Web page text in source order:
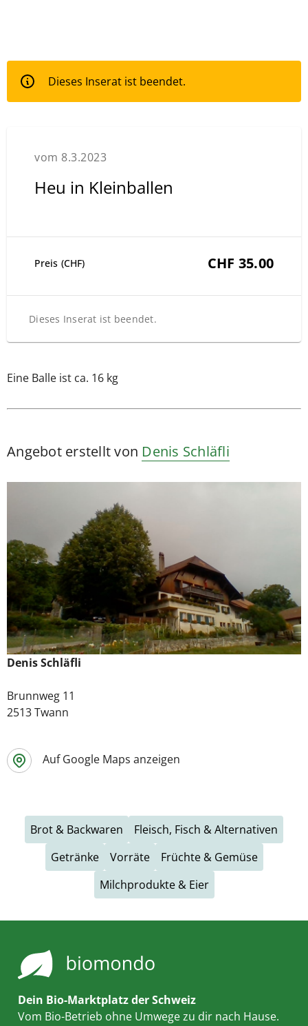
Dieses Inserat ist beendet.
vom 8.3.2023
Heu in Kleinballen
Preis (CHF) CHF 35.00
Dieses Inserat ist beendet.
Eine Balle ist ca. 16 kg
Angebot erstellt von Denis Schläfli
Denis Schläfli
Brunnweg 11
2513 Twann
Auf Google Maps anzeigen
Brot & Backwaren
Fleisch, Fisch & Alternativen
Getränke
Vorräte
Früchte & Gemüse
Milchprodukte & Eier
Dein Bio-Marktplatz der Schweiz
Vom Bio-Betrieb ohne Umwege zu dir nach Hause.